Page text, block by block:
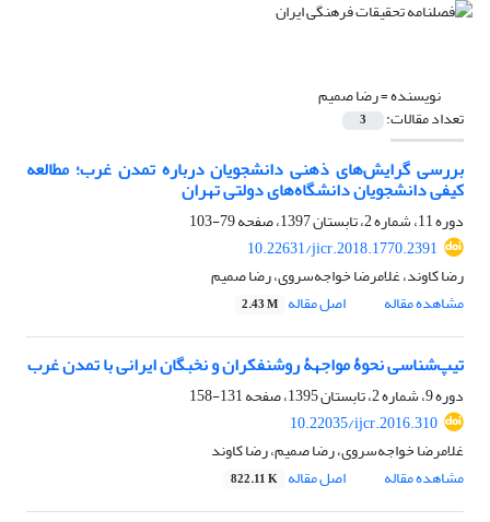
نویسنده =رضا صمیم
تعداد مقالات: 3
بررسی گرایش‌های ذهنی دانشجویان درباره تمدن غرب؛ مطالعه
کیفی دانشجویان دانشگاه‌های دولتی تهران
دوره 11، شماره 2، تابستان 1397، صفحه
79-103
10.22631/jicr.2018.1770.2391
رضا کاوند، غلامرضا خواجه‌سروی، رضا صمیم
مشاهده مقاله
اصل مقاله 2.43 M
تیپ‌شناسی نحوۀ مواجهۀ روشنفکران و نخبگان ایرانی با تمدن غرب
دوره 9، شماره 2، تابستان 1395، صفحه
131-158
10.22035/ijcr.2016.310
غلامرضا خواجه‌سروی، رضا صمیم، رضا کاوند
مشاهده مقاله
اصل مقاله 822.11 K